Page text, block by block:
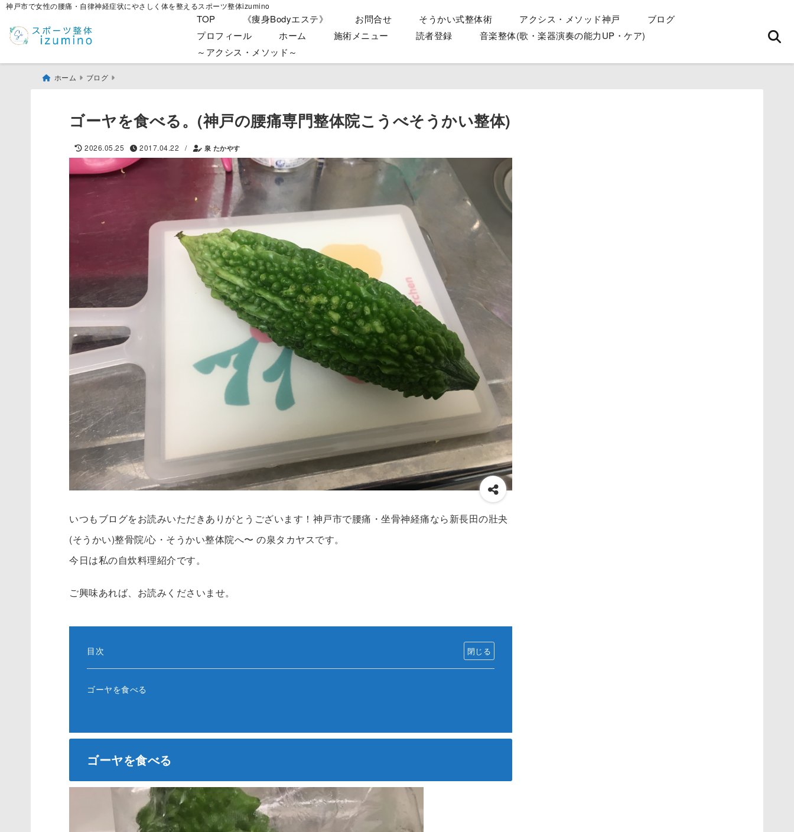
神戸市で女性の腰痛・自律神経症状にやさしく体を整えるスポーツ整体izumino
TOP 《痩身Bodyエステ》 お問合せ そうかい式整体術 アクシス・メソッド神戸
ブログ
プロフィール
ホーム 施術メニュー 読者登録
音楽整体(歌・楽器演奏の能力UP・ケア)
～アクシス・メソッド～
ホーム ブログ
ゴーヤを食べる。(神戸の腰痛専門整体院こうべそうかい整体)
2026.05.25 2017.04.22 / 泉 たかやす
いつもブログをお読みいただきありがとうございます！神戸市で腰痛・坐骨神経痛なら新長田の壯夬
(そうかい)整骨院/心・そうかい整体院へ〜 の泉タカヤスです。
今日は私の自炊料理紹介です。
ご興味あれば、お読みくださいませ。
目次
ゴーヤを食べる
ゴーヤを食べる